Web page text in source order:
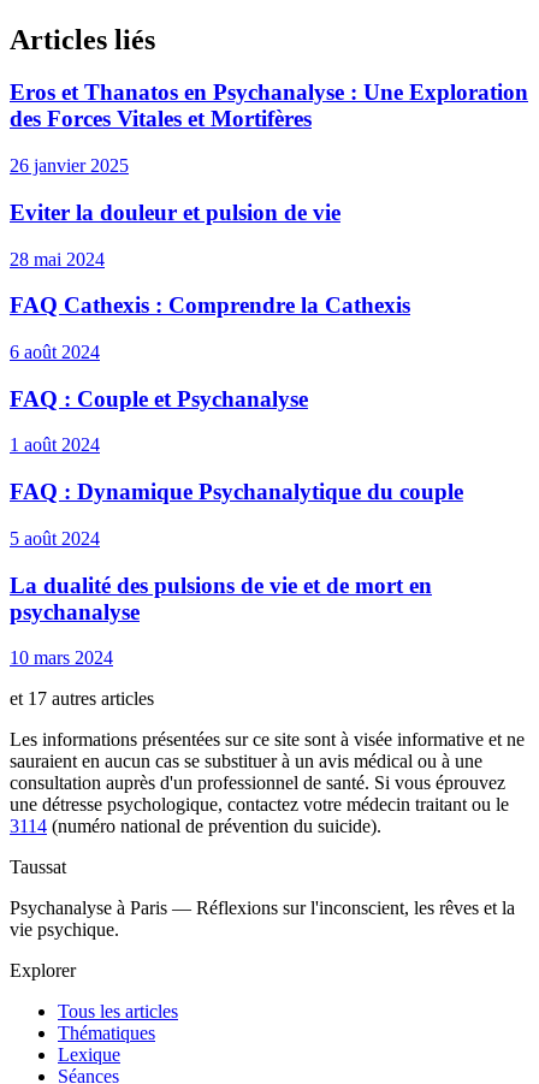
Articles liés
Eros et Thanatos en Psychanalyse : Une Exploration
des Forces Vitales et Mortifères
26 janvier 2025
Eviter la douleur et pulsion de vie
28 mai 2024
FAQ Cathexis : Comprendre la Cathexis
6 août 2024
FAQ : Couple et Psychanalyse
1 août 2024
FAQ : Dynamique Psychanalytique du couple
5 août 2024
La dualité des pulsions de vie et de mort en
psychanalyse
10 mars 2024
et 17 autres articles
Les informations présentées sur ce site sont à visée informative et ne
sauraient en aucun cas se substituer à un avis médical ou à une
consultation auprès d'un professionnel de santé. Si vous éprouvez
une détresse psychologique, contactez votre médecin traitant ou le
3114 (numéro national de prévention du suicide).
Taussat
Psychanalyse à Paris — Réflexions sur l'inconscient, les rêves et la
vie psychique.
Explorer
Tous les articles
Thématiques
Lexique
Séances